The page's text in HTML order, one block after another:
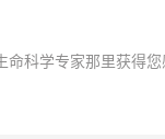
命科学专家那里获得您